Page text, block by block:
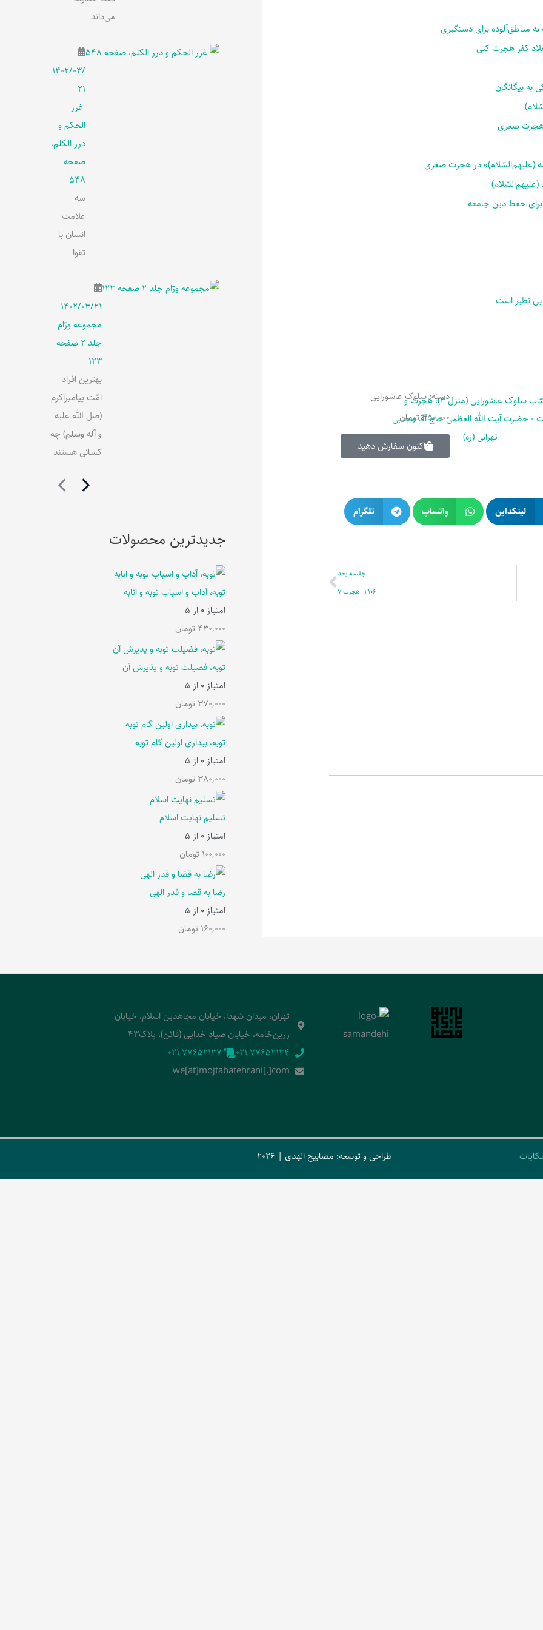
مناطق‌آلوده برای دستگیری
کفر هجرت کنی
به بیگانگان
صغری
(علیهم‌السّلام)» در هجرت صغری
حفظ دین جامعه
بی نظیر است
دسته:سلوک عاشورایی
350,000تومان
اکنون سفارش دهید
لینکداین واتساپ
تلگرام
جلسه بعد
2106- هجرت 7
بعدی
می‌داند
۱۴۰۲/۰۳/
۲۱
غرر
الحکم و
درر الکلم،
صفحه
548
سه
علامت
انسان با
تقوا
۱۴۰۲/۰۳/۲۱
مجموعه ورّام
جلد 2 صفحه
123
بهترین افراد
امّت پیامبراکرم
(صل الله علیه
و آله وسلم) چه
کسانی هستند
جدیدترین محصولات
توبه، آداب و اسباب توبه و انابه
امتیاز 0 از 5
430,000 تومان
توبه، فضیلت توبه و پذیرش آن
امتیاز 0 از 5
370,000 تومان
توبه، بیداری اولین گام توبه
امتیاز 0 از 5
380,000 تومان
تسلیم نهایت اسلام
امتیاز 0 از 5
100,000 تومان
رضا به قضا و قدر الهی
امتیاز 0 از 5
160,000 تومان
تهران، میدان شهدا، خیابان مجاهدین اسلام، خیابان
زرین‌خامه، خیابان صیاد خدایی (قائن)، پلاک43
‭021 77652134‬
‭021 77652137‬
we[at]mojtabatehrani[.]com
طراحی و توسعه: مصابیح الهدی | 2026